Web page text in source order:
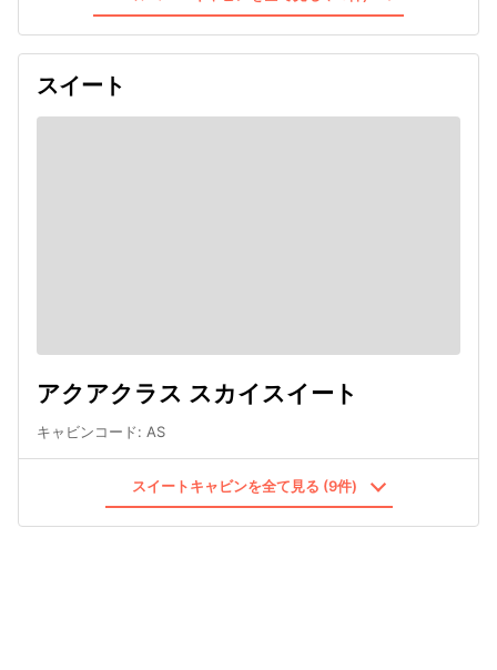
スイート
アクアクラス スカイスイート
キャビンコード: AS
スイートキャビンを全て見る (9件)